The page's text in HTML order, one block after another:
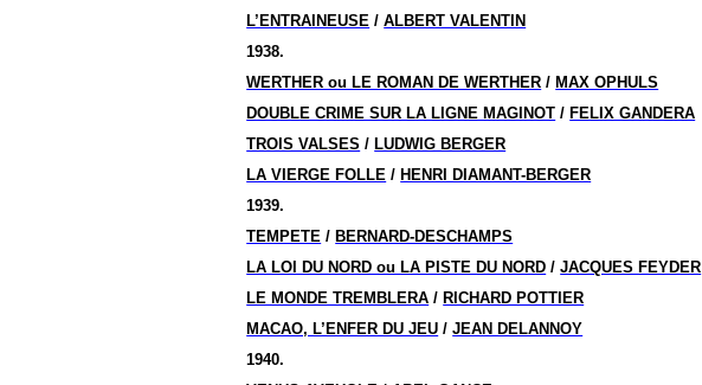
L’ENTRAINEUSE /ALBERT VALENTIN
1938.
WERTHER ou LE ROMAN DE WERTHER / MAX OPHULS
DOUBLE CRIME SUR LA LIGNE MAGINOT / FELIX GANDERA
TROIS VALSES / LUDWIG BERGER
LA VIERGE FOLLE / HENRI DIAMANT-BERGER
1939.
TEMPETE / BERNARD-DESCHAMPS
LA LOI DU NORD ou LA PISTE DU NORD /JACQUES FEYDER
LE MONDE TREMBLERA / RICHARD POTTIER
MACAO, L’ENFER DU JEU /JEAN DELANNOY
1940.